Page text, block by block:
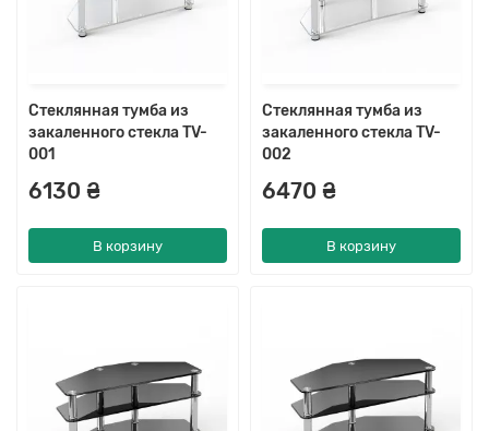
Стеклянная тумба из
закаленного стекла TV-
001
6130 ₴
В корзину
Стеклянная тумба из
закаленного стекла TV-
002
6470 ₴
В корзину